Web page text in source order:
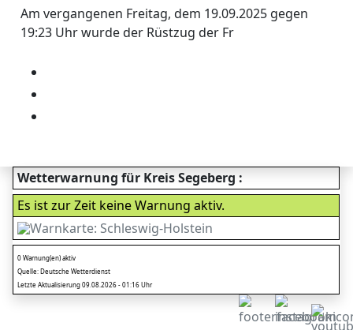
Am vergangenen Freitag, dem 19.09.2025 gegen
19:23 Uhr wurde der Rüstzug der Fr
Wetterwarnung für Kreis Segeberg :
Es ist zur Zeit keine Warnung aktiv.
0 Warnung(en) aktiv
Quelle: Deutsche Wetterdienst
Letzte Aktualisierung 09.08.2026 - 01:16 Uhr